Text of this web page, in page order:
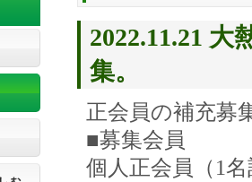
2022.11.21
集。
正会員の補充募
■募集会員
個人正会員（1